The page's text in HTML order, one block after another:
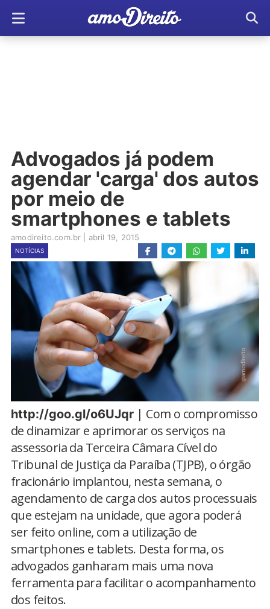
Advogados já podem
agendar 'carga' dos autos
por meio de
smartphones e tablets
amodireito.com.br abril 19, 2015
NOTÍCIAS
http://goo.gl/o6UJqr | Com o compromisso
de dinamizar e aprimorar os serviços na
assessoria da Terceira Câmara Cível do
Tribunal de Justiça da Paraíba (TJPB), o órgão
fracionário implantou, nesta semana, o
agendamento de carga dos autos processuais
que estejam na unidade, que agora poderá
ser feito online, com a utilização de
smartphones e tablets. Desta forma, os
advogados ganharam mais uma nova
ferramenta para facilitar o acompanhamento
dos feitos.